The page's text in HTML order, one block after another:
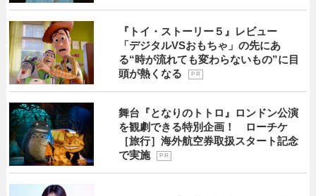
『トイ・ストーリー５』レビュー
「デジタルVSおもちゃ」の先にあ
る“時が流れても変わらないもの”に目
頭が熱くなる
P R
舞台『となりのトトロ』ロンドン公演
を観劇できる特別企画！ ローチケ
［旅行］海外航空券取扱スタート記念
で実施
P R